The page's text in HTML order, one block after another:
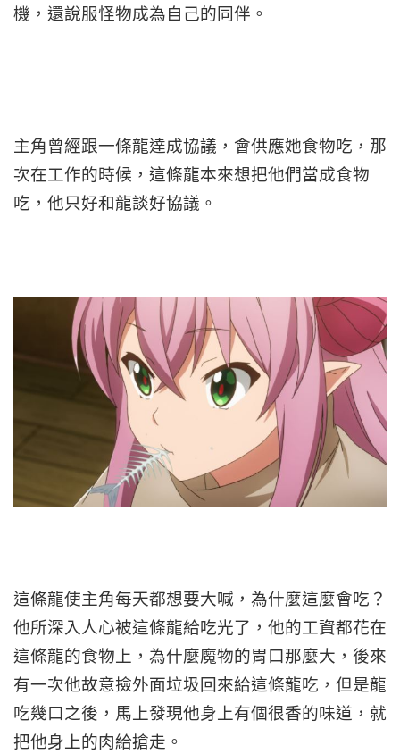
機，還說服怪物成為自己的同伴。
主角曾經跟一條龍達成協議，會供應她食物吃，那
次在工作的時候，這條龍本來想把他們當成食物
吃，他只好和龍談好協議。
這條龍使主角每天都想要大喊，為什麼這麼會吃？
他所深入人心被這條龍給吃光了，他的工資都花在
這條龍的食物上，為什麼魔物的胃口那麼大，後來
有一次他故意撿外面垃圾回來給這條龍吃，但是龍
吃幾口之後，馬上發現他身上有個很香的味道，就
把他身上的肉給搶走。